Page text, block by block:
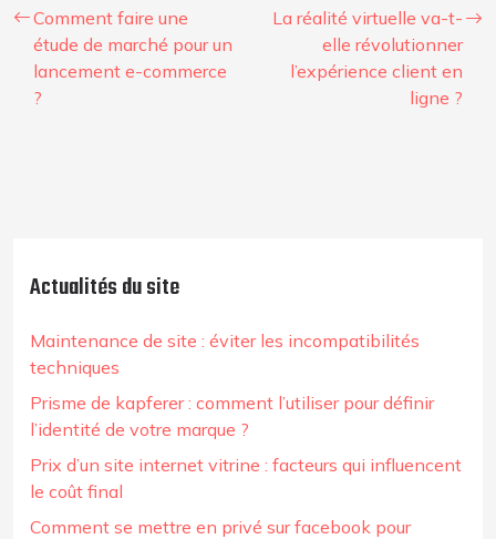
Comment faire une
étude de marché pour un
lancement e-commerce
?
La réalité virtuelle va-t-
elle révolutionner
l’expérience client en
ligne ?
Actualités du site
Maintenance de site : éviter les incompatibilités
techniques
Prisme de kapferer : comment l’utiliser pour définir
l’identité de votre marque ?
Prix d’un site internet vitrine : facteurs qui influencent
le coût final
Comment se mettre en privé sur facebook pour